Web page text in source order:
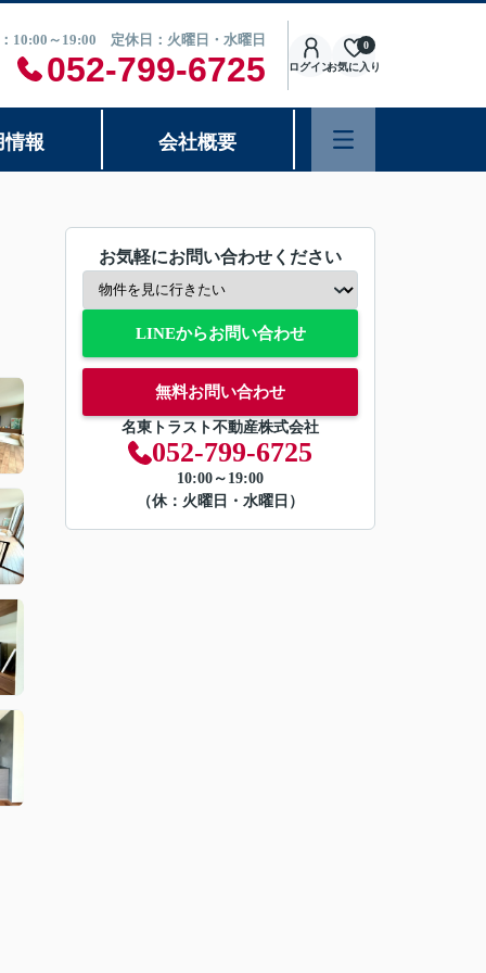
10:00～19:00 定休日：火曜日・水曜日
052-799-6725 ログインお気に入り
0
情報 会社概要
お気軽にお問い合わせください
LINEからお問い合わせ
無料お問い合わせ
名東トラスト不動産株式会社
052-799-6725
10:00～19:00
（休：火曜日・水曜日）